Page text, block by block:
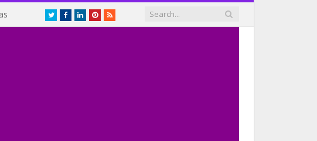
TwitterFacebookLinkedInPinterest
RSS